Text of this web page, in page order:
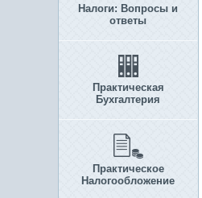
Налоги: Вопросы и
ответы
Практическая
Бухгалтерия
Практическое
Налогообложение